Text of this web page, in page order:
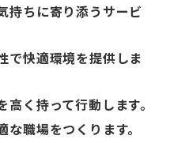
持ちに寄り添うサービ
で快適環境を提供しま
く持って行動します。
職場をつくります。